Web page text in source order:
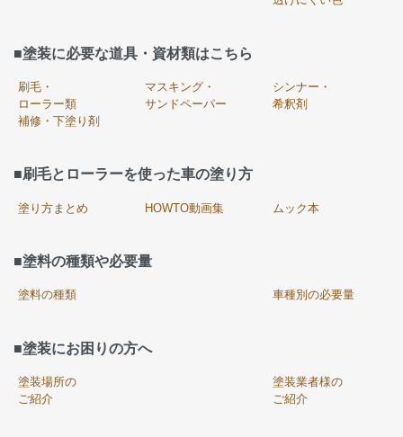
■塗装に必要な道具・資材類はこちら
刷毛・
ローラー類
マスキング・
サンドペーパー
シンナー・
希釈剤
補修・下塗り剤
■刷毛とローラーを使った車の塗り方
塗り方まとめ HOWTO動画集 ムック本
■塗料の種類や必要量
塗料の種類 車種別の必要量
■塗装にお困りの方へ
塗装場所の
ご紹介
塗装業者様の
ご紹介